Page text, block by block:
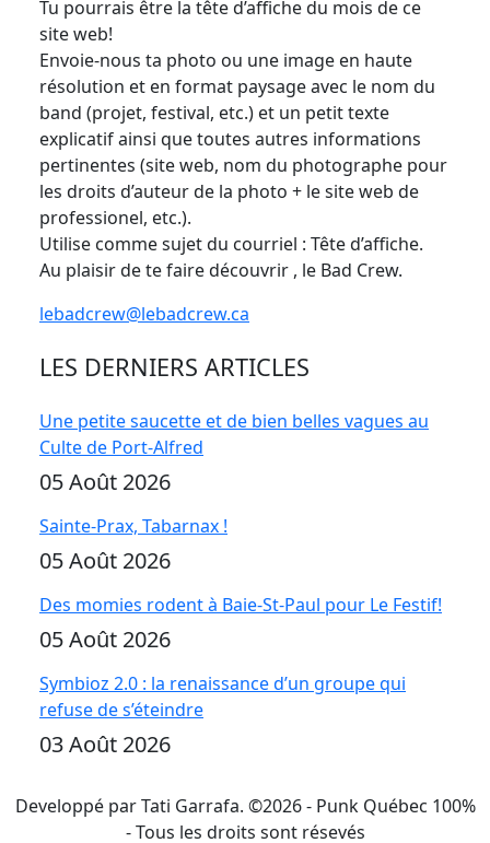
Tu pourrais être la tête d’affiche du mois de ce
site web!
Envoie-nous ta photo ou une image en haute
résolution et en format paysage avec le nom du
band (projet, festival, etc.) et un petit texte
explicatif ainsi que toutes autres informations
pertinentes (site web, nom du photographe pour
les droits d’auteur de la photo + le site web de
professionel, etc.).
Utilise comme sujet du courriel : Tête d’affiche.
Au plaisir de te faire découvrir , le Bad Crew.
lebadcrew@lebadcrew.ca
LES DERNIERS ARTICLES
Une petite saucette et de bien belles vagues au
Culte de Port-Alfred
05 Août 2026
Sainte-Prax, Tabarnax !
05 Août 2026
Des momies rodent à Baie-St-Paul pour Le Festif!
05 Août 2026
Symbioz 2.0 : la renaissance d’un groupe qui
refuse de s’éteindre
03 Août 2026
Developpé par Tati Garrafa. ©2026- Punk Québec 100%
- Tous les droits sont résevés